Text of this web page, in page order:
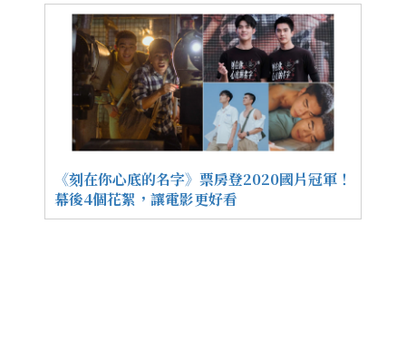
《刻在你心底的名字》票房登2020國片冠軍！
幕後4個花絮，讓電影更好看